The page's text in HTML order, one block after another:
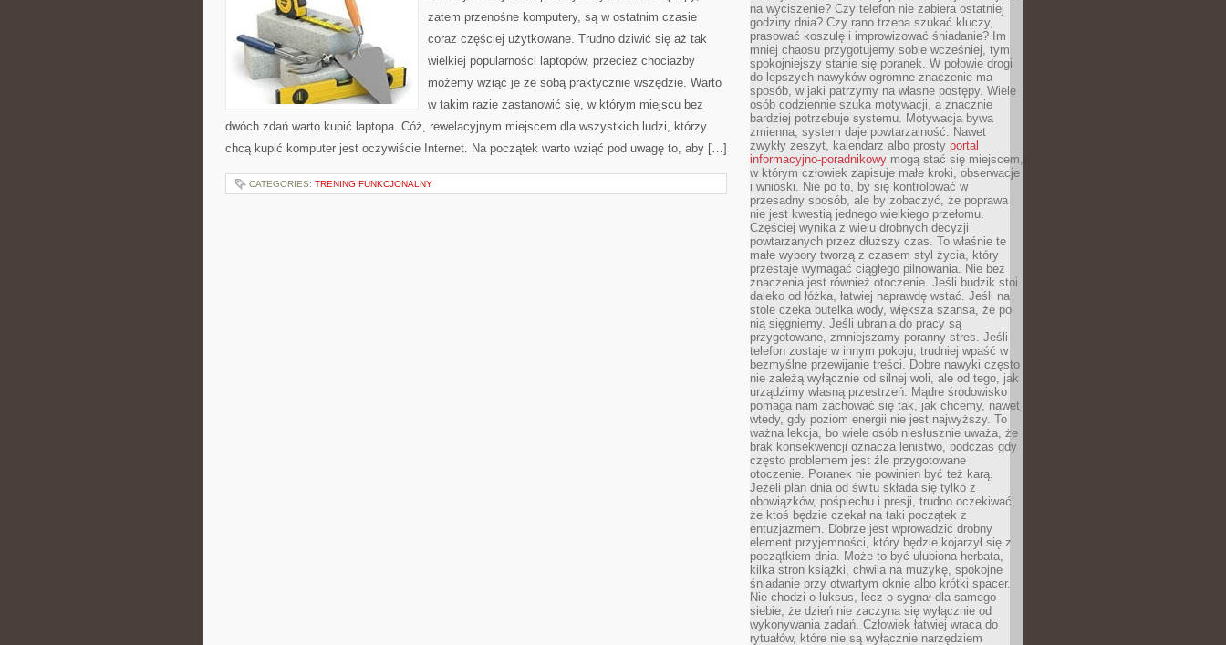
zatem przenośne komputery, są w ostatnim czasie
coraz częściej użytkowane. Trudno dziwić się aż tak
wielkiej popularności laptopów, przecież chociażby
możemy wziąć je ze sobą praktycznie wszędzie. Warto
w takim razie zastanowić się, w którym miejscu bez
dwóch zdań warto kupić laptopa. Cóż, rewelacyjnym miejscem dla wszystkich ludzi, którzy
chcą kupić komputer jest oczywiście Internet. Na początek warto wziąć pod uwagę to, aby […]
CATEGORIES: TRENING FUNKCJONALNY
na wyciszenie? Czy telefon nie zabiera ostatniej
godziny dnia? Czy rano trzeba szukać kluczy,
prasować koszulę i improwizować śniadanie? Im
mniej chaosu przygotujemy sobie wcześniej, tym
spokojniejszy stanie się poranek. W połowie drogi
do lepszych nawyków ogromne znaczenie ma
sposób, w jaki patrzymy na własne postępy. Wiele
osób codziennie szuka motywacji, a znacznie
bardziej potrzebuje systemu. Motywacja bywa
zmienna, system daje powtarzalność. Nawet
zwykły zeszyt, kalendarz albo prosty portal
informacyjno-poradnikowy mogą stać się miejscem,
w którym człowiek zapisuje małe kroki, obserwacje
i wnioski. Nie po to, by się kontrolować w
przesadny sposób, ale by zobaczyć, że poprawa
nie jest kwestią jednego wielkiego przełomu.
Częściej wynika z wielu drobnych decyzji
powtarzanych przez dłuższy czas. To właśnie te
małe wybory tworzą z czasem styl życia, który
przestaje wymagać ciągłego pilnowania. Nie bez
znaczenia jest również otoczenie. Jeśli budzik stoi
daleko od łóżka, łatwiej naprawdę wstać. Jeśli na
stole czeka butelka wody, większa szansa, że po
nią sięgniemy. Jeśli ubrania do pracy są
przygotowane, zmniejszamy poranny stres. Jeśli
telefon zostaje w innym pokoju, trudniej wpaść w
bezmyślne przewijanie treści. Dobre nawyki często
nie zależą wyłącznie od silnej woli, ale od tego, jak
urządzimy własną przestrzeń. Mądre środowisko
pomaga nam zachować się tak, jak chcemy, nawet
wtedy, gdy poziom energii nie jest najwyższy. To
ważna lekcja, bo wiele osób niesłusznie uważa, że
brak konsekwencji oznacza lenistwo, podczas gdy
często problemem jest źle przygotowane
otoczenie. Poranek nie powinien być też karą.
Jeżeli plan dnia od świtu składa się tylko z
obowiązków, pośpiechu i presji, trudno oczekiwać,
że ktoś będzie czekał na taki początek z
entuzjazmem. Dobrze jest wprowadzić drobny
element przyjemności, który będzie kojarzył się z
początkiem dnia. Może to być ulubiona herbata,
kilka stron książki, chwila na muzykę, spokojne
śniadanie przy otwartym oknie albo krótki spacer.
Nie chodzi o luksus, lecz o sygnał dla samego
siebie, że dzień nie zaczyna się wyłącznie od
wykonywania zadań. Człowiek łatwiej wraca do
rytuałów, które nie są wyłącznie narzędziem